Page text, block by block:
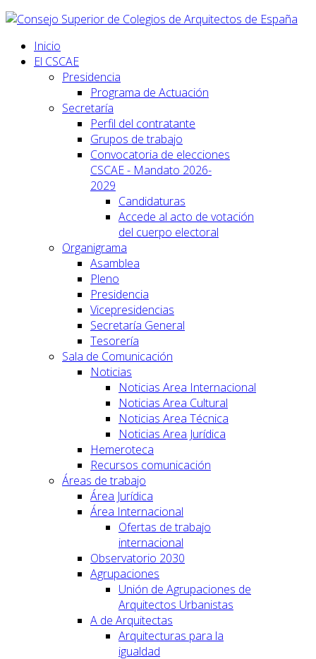
Inicio
El CSCAE
Presidencia
Programa de Actuación
Secretaría
Perfil del contratante
Grupos de trabajo
Convocatoria de elecciones
CSCAE - Mandato 2026-
2029
Candidaturas
Accede al acto de votación
del cuerpo electoral
Organigrama
Asamblea
Pleno
Presidencia
Vicepresidencias
Secretaría General
Tesorería
Sala de Comunicación
Noticias
Noticias Area Internacional
Noticias Area Cultural
Noticias Area Técnica
Noticias Area Jurídica
Hemeroteca
Recursos comunicación
Áreas de trabajo
Área Jurídica
Área Internacional
Ofertas de trabajo
internacional
Observatorio 2030
Agrupaciones
Unión de Agrupaciones de
Arquitectos Urbanistas
A de Arquitectas
Arquitecturas para la
igualdad